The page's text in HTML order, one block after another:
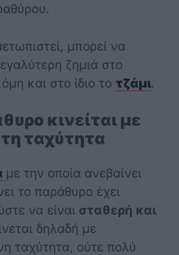
μπορεί να
ζημιά στο
και στο ίδιο το τζάμι.
κινείται με
ταχύτητα
με την οποία ανεβαίνει
το παράθυρο έχει
να είναι σταθερή και
δηλαδή με
ταχύτητα, ούτε πολύ